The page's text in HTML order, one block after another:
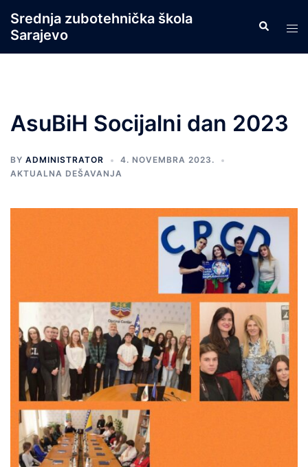
content
Srednja zubotehnička škola
Sarajevo
Search
AsuBiH Socijalni dan 2023
BY ADMINISTRATOR
4. NOVEMBRA 2023.
AKTUALNA DEŠAVANJA